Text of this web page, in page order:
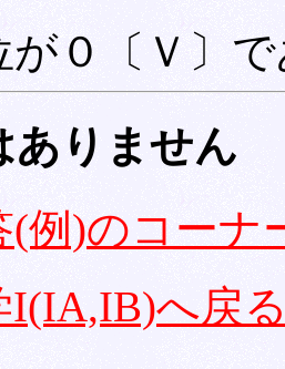
が０〔Ｖ〕
ありません
(例)のコーナ
I(IA,IB)へ戻